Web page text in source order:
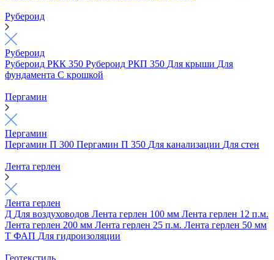
Рубероид
Рубероид
Рубероид РКК 350 Рубероид РКП 350 Для крыши Для
фундамента С крошкой
Пергамин
Пергамин
Пергамин П 300 Пергамин П 350 Для канализации Для стен
Лента герлен
Лента герлен
Д Для воздуховодов Лента герлен 100 мм Лента герлен 12 п.м.
Лента герлен 200 мм Лента герлен 25 п.м. Лента герлен 50 мм
Т ФАП Для гидроизоляции
Геотекстиль